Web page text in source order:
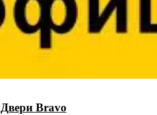
Двери Bravo